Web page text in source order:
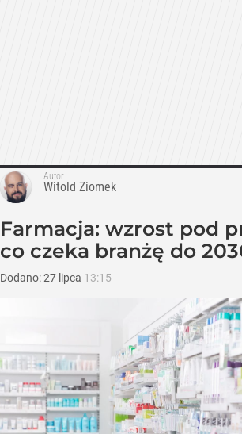
Autor:
Witold Ziomek
Farmacja: wzrost pod
co czeka branżę do
Dodano:27 lipca 13:15